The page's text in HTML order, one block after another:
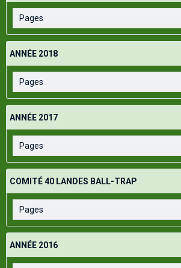
ANNÉE 2018
ANNÉE 2017
COMITÉ 40 LANDES BALL-TRAP
ANNÉE 2016